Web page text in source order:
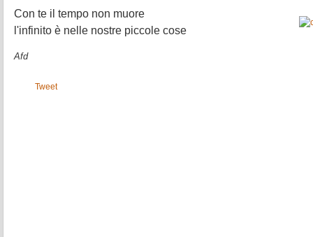
Con te il tempo non muore
l'infinito è nelle nostre piccole cose
Afd
Tweet